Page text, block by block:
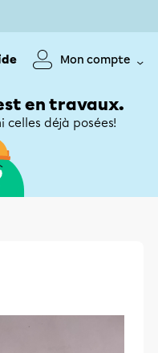
Mon compte
en travaux.
déjà posées!